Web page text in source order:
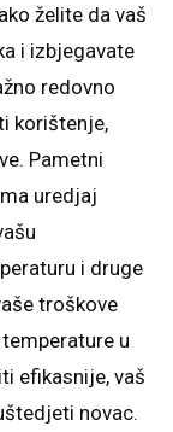
želite da vaš
i izbjegavate
redovno
korištenje,
Pametni
uredjaj
i druge
troškove
u
efikasnije, vaš
novac.